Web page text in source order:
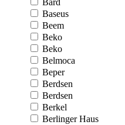
Bard
Baseus
Beem
Beko
Beko
Belmoca
Beper
Berdsen
Berdsen
Berkel
Berlinger Haus